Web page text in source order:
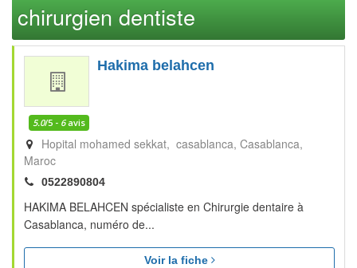
chirurgien dentiste
Hakima belahcen
5.0/5 - 6avis
Hopital mohamed sekkat, casablanca Casablanca
Maroc
0522890804
HAKIMA BELAHCEN spécialiste en Chirurgie dentaire à
Casablanca, numéro de...
Voir la fiche